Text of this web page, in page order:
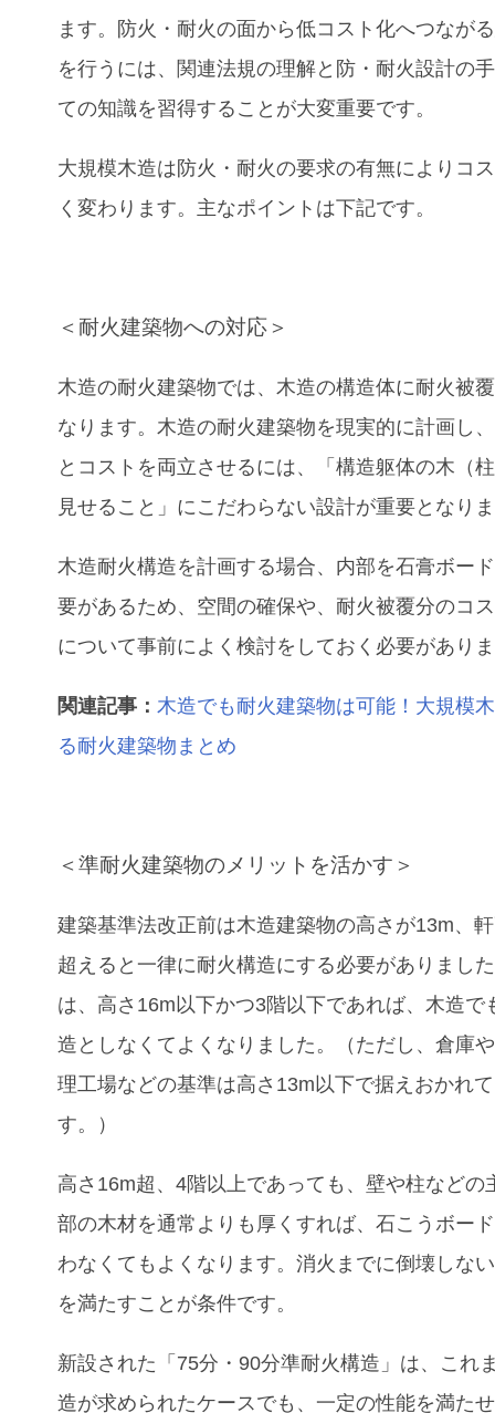
ます。防火・耐火の面から低コスト化へつなが
を行うには、関連法規の理解と防・耐火設計の
ての知識を習得することが大変重要です。
大規模木造は防火・耐火の要求の有無によりコ
く変わります。主なポイントは下記です。
＜耐火建築物への対応＞
木造の耐火建築物では、木造の構造体に耐火被
なります。木造の耐火建築物を現実的に計画し
とコストを両立させるには、「構造躯体の木（
見せること」にこだわらない設計が重要となり
木造耐火構造を計画する場合、内部を石膏ボー
要があるため、空間の確保や、耐火被覆分のコ
について事前によく検討をしておく必要があり
関連記事：​​ 木造でも耐火建築物は可能！大規模
る耐火建築物まとめ
＜準耐火建築物のメリットを活かす＞
建築基準法改正前は木造建築物の高さが13m、
超えると一律に耐火構造にする必要がありまし
は、高さ16m以下かつ3階以下であれば、木造で
造としなくてよくなりました。（ただし、倉庫
理工場などの基準は高さ13m以下で据えおかれ
す。）
高さ16m超、4階以上であっても、壁や柱などの
部の木材を通常よりも厚くすれば、石こうボー
わなくてもよくなります。消火までに倒壊しな
を満たすことが条件です。
新設された「75分・90分準耐火構造」は、これ
造が求められたケースでも、一定の性能を満た